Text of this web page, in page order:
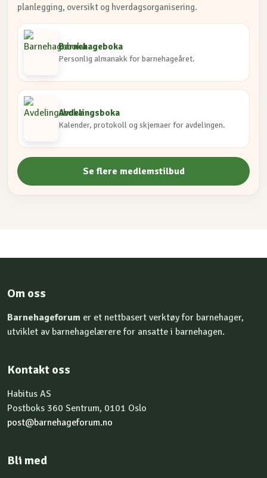
planlegging, oversikt og hverdagsorganisering.
Barnehageboka
Personlig almanakk for barnehageåret.
Avdelingsboka
Kalender, protokoll og skjemaer for avdelingen.
Se flere medlemstilbud
Om oss
Barnehageforum er et nettbasert verktøy for barnehager,
utviklet av barnehagelærere for ansatte i barnehagen.
Kontakt oss
Habitus AS
Postboks 360 Sentrum, 0101 Oslo
post@barnehageforum.no
Bli med